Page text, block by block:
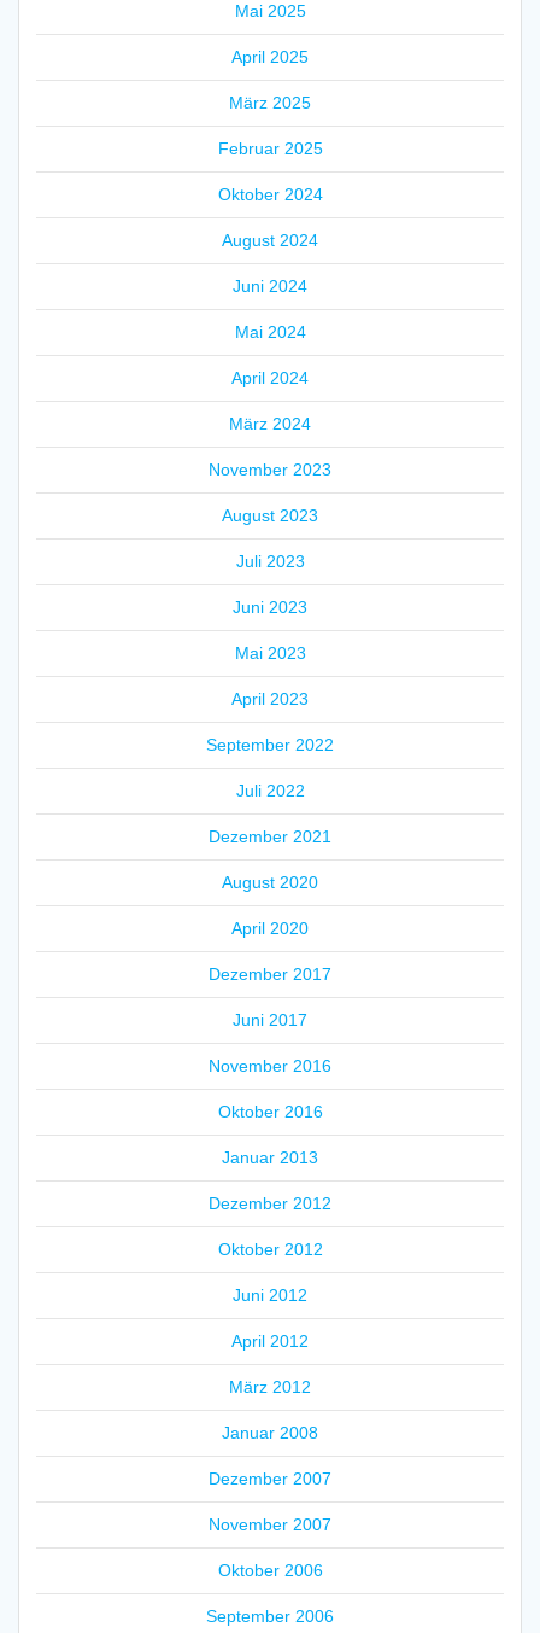
Mai 2025
April 2025
März 2025
Februar 2025
Oktober 2024
August 2024
Juni 2024
Mai 2024
April 2024
März 2024
November 2023
August 2023
Juli 2023
Juni 2023
Mai 2023
April 2023
September 2022
Juli 2022
Dezember 2021
August 2020
April 2020
Dezember 2017
Juni 2017
November 2016
Oktober 2016
Januar 2013
Dezember 2012
Oktober 2012
Juni 2012
April 2012
März 2012
Januar 2008
Dezember 2007
November 2007
Oktober 2006
September 2006